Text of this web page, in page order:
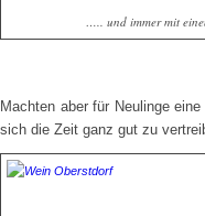
….. und immer mit
Machten aber für Neulinge
sich die Zeit ganz gut zu